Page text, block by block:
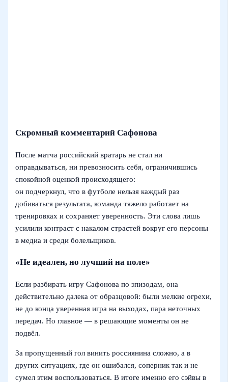
Скромный комментарий Сафонова
После матча российский вратарь не стал ни
оправдываться, ни превозносить себя, ограничившись
спокойной оценкой происходящего:
он подчеркнул, что в футболе нельзя каждый раз
добиваться результата, команда тяжело работает на
тренировках и сохраняет уверенность. Эти слова лишь
усилили контраст с накалом страстей вокруг его персоны
в медиа и среди болельщиков.
«Не идеален, но лучший на поле»
Если разбирать игру Сафонова по эпизодам, она
действительно далека от образцовой: были мелкие огрехи,
не до конца уверенная игра на выходах, пара неточных
передач. Но главное — в решающие моменты он не
подвёл.
За пропущенный гол винить россиянина сложно, а в
других ситуациях, где он ошибался, соперник так и не
сумел этим воспользоваться. В итоге именно его сэйвы в